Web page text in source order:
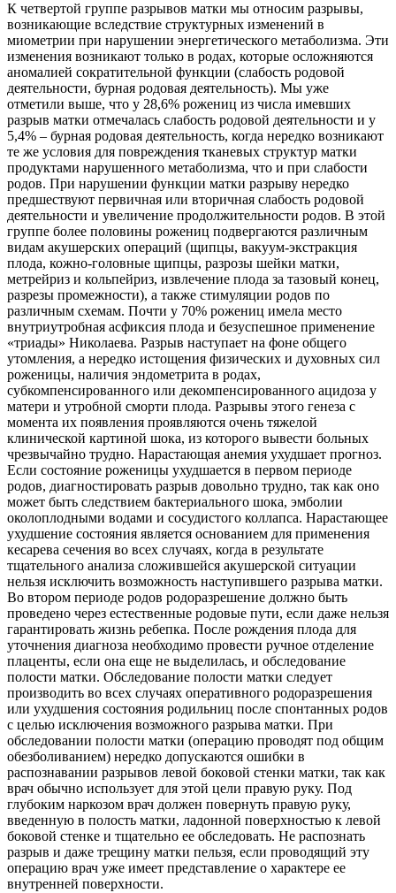
К четвертой группе разрывов матки мы относим разрывы,
возникающие вследствие структурных изменений в
миометрии при нарушении энергетического метаболизма. Эти
изменения возникают только в родах, которые осложняются
аномалией сократительной функции (слабость родовой
деятельности, бурная родовая деятельность). Мы уже
отметили выше, что у 28,6% рожениц из числа имевших
разрыв матки отмечалась слабость родовой деятельности и у
5,4% – бурная родовая деятельность, когда нередко возникают
те же условия для повреждения тканевых структур матки
продуктами нарушенного метаболизма, что и при слабости
родов. При нарушении функции матки разрыву нередко
предшествуют первичная или вторичная слабость родовой
деятельности и увеличение продолжительности родов. В этой
группе более половины рожениц подвергаются различным
видам акушерских операций (щипцы, вакуум-экстракция
плода, кожно-головные щипцы, разрозы шейки матки,
метрейриз и кольпейриз, извлечение плода за тазовый конец,
разрезы промежности), а также стимуляции родов по
различным схемам. Почти у 70% рожениц имела место
внутриутробная асфиксия плода и безуспешное применение
«триады» Николаева. Разрыв наступает на фоне общего
утомления, а нередко истощения физических и духовных сил
роженицы, наличия эндометрита в родах,
субкомпенсированного или декомпенсированного ацидоза у
матери и утробной сморти плода. Разрывы этого генеза с
момента их появления проявляются очень тяжелой
клинической картиной шока, из которого вывести больных
чрезвычайно трудно. Нарастающая анемия ухудшает прогноз.
Если состояние роженицы ухудшается в первом периоде
родов, диагностировать разрыв довольно трудно, так как оно
может быть следствием бактериального шока, эмболии
околоплодными водами и сосудистого коллапса. Нарастающее
ухудшение состояния является основанием для применения
кесарева сечения во всех случаях, когда в результате
тщательного анализа сложившейся акушерской ситуации
нельзя исключить возможность наступившего разрыва матки.
Во втором периоде родов родоразрешение должно быть
проведено через естественные родовые пути, если даже нельзя
гарантировать жизнь ребепка. После рождения плода для
уточнения диагноза необходимо провести ручное отделение
плаценты, если она еще не выделилась, и обследование
полости матки. Обследование полости матки следует
производить во всех случаях оперативного родоразрешения
или ухудшения состояния родильниц после спонтанных родов
с целью исключения возможного разрыва матки. При
обследовании полости матки (операцию проводят под общим
обезболиванием) нередко допускаются ошибки в
распознавании разрывов левой боковой стенки матки, так как
врач обычно использует для этой цели правую руку. Под
глубоким наркозом врач должен повернуть правую руку,
введенную в полость матки, ладонной поверхностью к левой
боковой стенке и тщательно ее обследовать. Не распознать
разрыв и даже трещину матки пельзя, если проводящий эту
операцию врач уже имеет представление о характере ее
внутренней поверхности.